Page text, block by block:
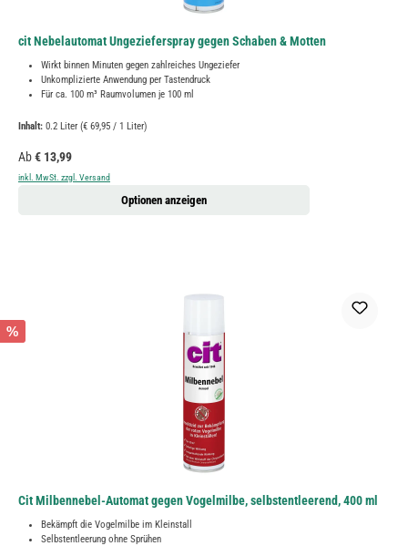
cit Nebelautomat Ungezieferspray gegen Schaben & Motten
Wirkt binnen Minuten gegen zahlreiches Ungeziefer
Unkomplizierte Anwendung per Tastendruck
Für ca. 100 m³ Raumvolumen je 100 ml
Inhalt: 0.2 Liter (€ 69,95 / 1 Liter)
Regulärer Preis:
Ab€ 13,99
inkl. MwSt. zzgl. Versand
Optionen anzeigen
%
Cit Milbennebel-Automat gegen Vogelmilbe, selbstentleerend, 400 ml
Bekämpft die Vogelmilbe im Kleinstall
Selbstentleerung ohne Sprühen